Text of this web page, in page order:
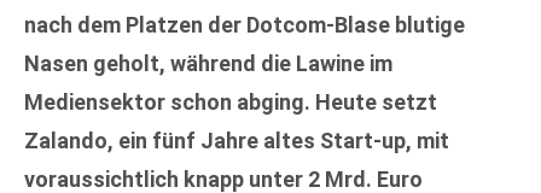
nach dem Platzen der Dotcom-Blase blutige
Nasen geholt, während die Lawine im
Mediensektor schon abging. Heute setzt
Zalando, ein fünf Jahre altes Start-up, mit
voraussichtlich knapp unter 2 Mrd. Euro